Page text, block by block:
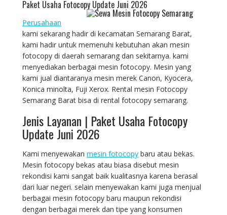
Paket Usaha Fotocopy Update Juni 2026
Perusahaan
kami sekarang hadir di kecamatan Semarang Barat,
kami hadir untuk memenuhi kebutuhan akan mesin
fotocopy di daerah semarang dan sekitarnya. kami
menyediakan berbagai mesin fotocopy. Mesin yang
kami jual diantaranya mesin merek Canon, Kyocera,
Konica minolta, Fuji Xerox. Rental mesin Fotocopy
Semarang Barat bisa di rental fotocopy semarang.
Jenis Layanan | Paket Usaha Fotocopy
Update Juni 2026
Kami menyewakan mesin fotocopybaru atau bekas.
Mesin fotocopy bekas atau biasa disebut mesin
rekondisi kami sangat baik kualitasnya karena berasal
dari luar negeri. selain menyewakan kami juga menjual
berbagai mesin fotocopy baru maupun rekondisi
dengan berbagai merek dan tipe yang konsumen